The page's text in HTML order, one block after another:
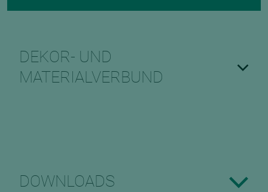
DEKOR- UND
MATERIALVERBUND
DOWNLOADS